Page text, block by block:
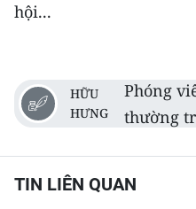
hội...
HỮU
HƯNG
Phóng
thường
TIN LIÊN QUAN